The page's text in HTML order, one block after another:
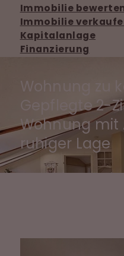
Immobilie
Immobilie
Kapitalanlage
Finanzierung
Wohnung zu
Gepflegte 2-
Wohnung mit
ruhiger Lage